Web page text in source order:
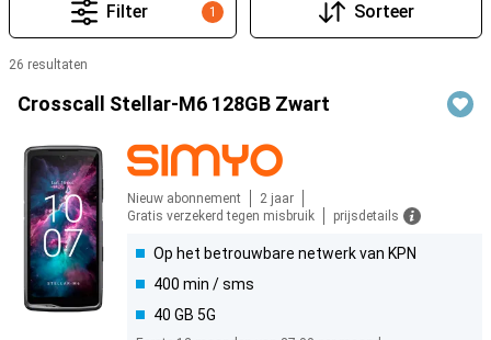
1
Filter Sorteer
26 resultaten
Crosscall Stellar-M6 128GB Zwart
Nieuw abonnement
2 jaar
Gratis verzekerd tegen misbruik
prijsdetails
Op het betrouwbare netwerk van KPN
400 min / sms
40 GB 5G